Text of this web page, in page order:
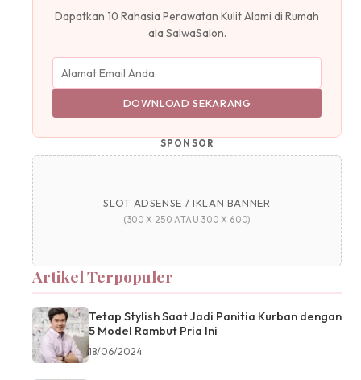
Dapatkan 10 Rahasia Perawatan Kulit Alami di Rumah
ala SalwaSalon.
DOWNLOAD SEKARANG
SPONSOR
SLOT ADSENSE / IKLAN BANNER
(300 X 250 ATAU 300 X 600)
Artikel Terpopuler
Tetap Stylish Saat Jadi Panitia Kurban dengan
5 Model Rambut Pria Ini
18/06/2024